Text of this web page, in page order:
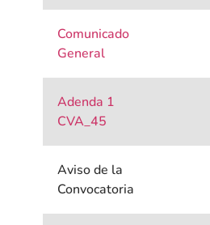
Comunicado
General
Adenda 1
CVA_45
Aviso de la
Convocatoria